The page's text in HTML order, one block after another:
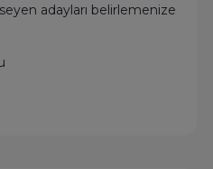
adayları belirlemenize